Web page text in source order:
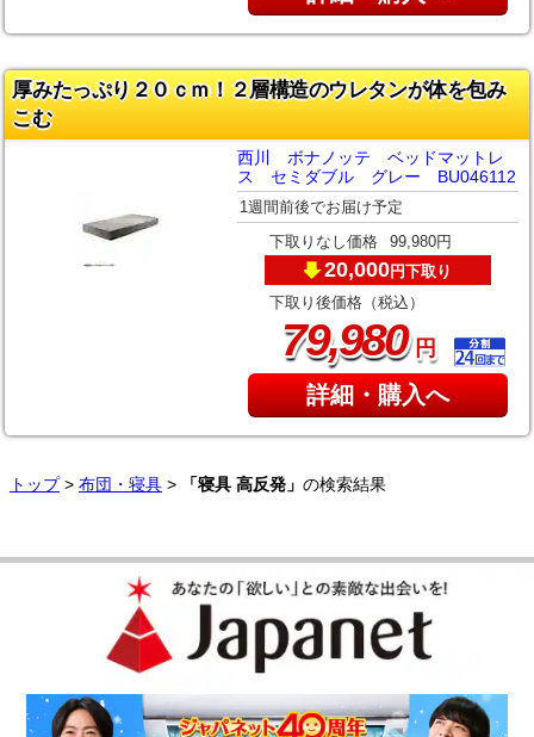
厚みたっぷり２０ｃｍ！２層構造のウレタンが体を包み
こむ
西川 ボナノッテ ベッドマットレ
ス セミダブル グレー BU046112
1週間前後でお届け予定
下取りなし価格 99,980円
20,000円下取り
下取り後価格（税込）
79,980円
詳細・購入へ
トップ> 布団・寝具 > 「寝具 高反発」 の検索結果